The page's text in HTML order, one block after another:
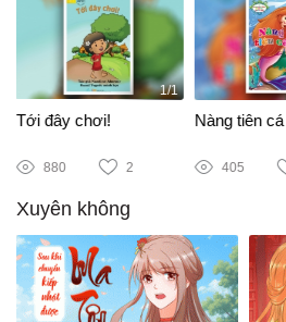
1/1
Tới đây chơi!
880 2
Nàng tiên cá
405
Xuyên không